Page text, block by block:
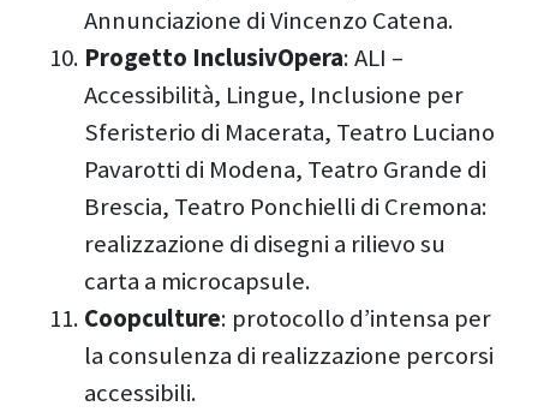
Annunciazione di Vincenzo Catena.
Progetto InclusivOpera: ALI –
Accessibilità, Lingue, Inclusione per
Sferisterio di Macerata, Teatro Luciano
Pavarotti di Modena, Teatro Grande di
Brescia, Teatro Ponchielli di Cremona:
realizzazione di disegni a rilievo su
carta a microcapsule.
Coopculture: protocollo d’intensa per
la consulenza di realizzazione percorsi
accessibili.